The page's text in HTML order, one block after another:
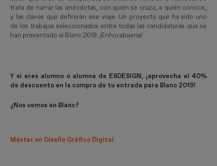
trata de narrar las anécdotas, con quién se cruza, a quién conoce,
y las claves que definirán ese viaje. Un proyecto que ha sido uno
de los trabajos seleccionados entre todas las candidaturas que se
han presentado al Blanc 2019. ¡Enhorabuena!
Y si eres alumno o alumna de ESDESIGN, ¡aprovecha el 40%
de descuento en la compra de tu entrada para Blanc 2019!
¿Nos vemos en Blanc?
Máster en Diseño Gráfico Digital